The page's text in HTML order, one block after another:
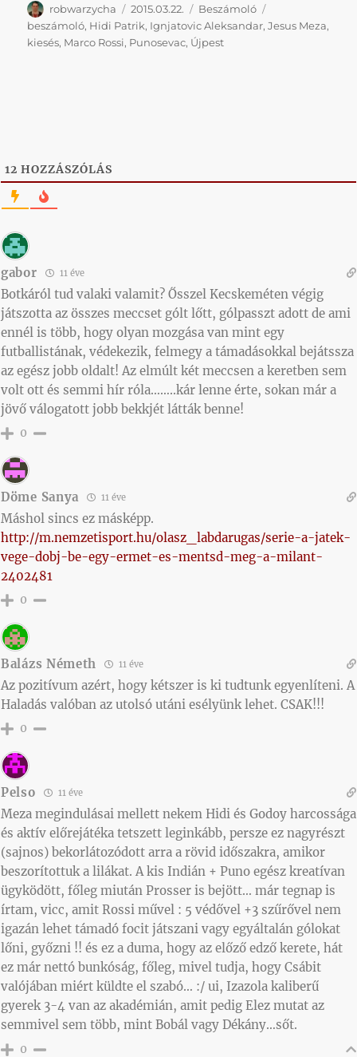
Szerző
robwarzycha Közzétéve
2015.03.22. Kategória
Beszámoló
beszámoló, Hidi Patrik, Ignjatovic Aleksandar,Jesus Meza,
kiesés, Marco Rossi, Punosevac, Újpest
12 HOZZÁSZÓLÁS
gabor 11 éve
Botkáról tud valaki valamit? Ősszel Kecskeméten végig
játszotta az összes meccset gólt lőtt, gólpasszt adott de ami
ennél is több, hogy olyan mozgása van mint egy
futballistának, védekezik, felmegy a támadásokkal bejátssza
az egész jobb oldalt! Az elmúlt két meccsen a keretben sem
volt ott és semmi hír róla……..kár lenne érte, sokan már a
jövő válogatott jobb bekkjét látták benne!
0
Döme Sanya 11 éve
Máshol sincs ez másképp.
http://m.nemzetisport.hu/olasz_labdarugas/serie-a-jatek-
vege-dobj-be-egy-ermet-es-mentsd-meg-a-milant-
2402481
0
Balázs Németh 11 éve
Az pozitívum azért, hogy kétszer is ki tudtunk egyenlíteni. A
Haladás valóban az utolsó utáni esélyünk lehet. CSAK!!!
0
Pelso 11 éve
Meza megindulásai mellett nekem Hidi és Godoy harcossága
és aktív előrejátéka tetszett leginkább, persze ez nagyrészt
(sajnos) bekorlátozódott arra a rövid időszakra, amikor
beszorítottuk a lilákat. A kis Indián + Puno egész kreatívan
ügyködött, főleg miután Prosser is bejött… már tegnap is
írtam, vicc, amit Rossi művel : 5 védővel +3 szűrővel nem
igazán lehet támadó focit játszani vagy egyáltalán gólokat
lőni, győzni !! és ez a duma, hogy az előző edző kerete, hát
ez már nettó bunkóság, főleg, mivel tudja, hogy Csábit
valójában miért küldte el szabó… :/ ui, Izazola kaliberű
gyerek 3-4 van az akadémián, amit pedig Elez mutat az
semmivel sem több, mint Bobál vagy Dékány…sőt.
0